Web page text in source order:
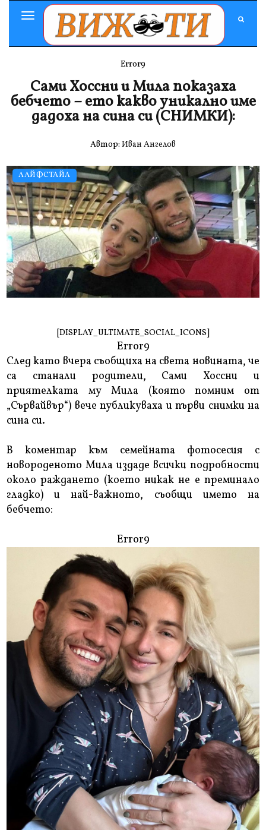
Toggle
Navigation
ЛАЙФСТАЙЛ
Error9
Сами Хоссни и Мила показаха
бебчето – ето какво уникално име
дадоха на сина си (СНИМКИ):
Автор: Иван Ангелов
[DISPLAY_ULTIMATE_SOCIAL_ICONS]
Error9
След като вчера съобщиха на света новината, че
са станали родители, Сами Хоссни и
приятелката му Мила (която помним от
„Сървайвър“) вече публикуваха и първи снимки на
сина си.
В коментар към семейната фотосесия с
новороденото Мила издаде всички подробности
около раждането (което никак не е преминало
гладко) и най-важното, съобщи името на
бебчето:
Error9